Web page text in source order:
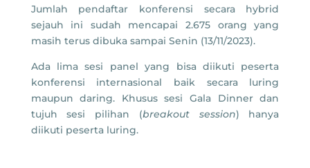
Jumlah pendaftar konferensi secara hybrid
sejauh ini sudah mencapai 2.675 orang yang
masih terus dibuka sampai Senin (13/11/2023).
Ada lima sesi panel yang bisa diikuti peserta
konferensi internasional baik secara luring
maupun daring. Khusus sesi Gala Dinner dan
tujuh sesi pilihan (breakout session) hanya
diikuti peserta luring.